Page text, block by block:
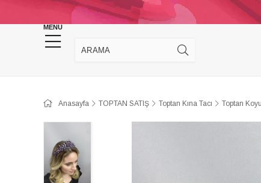
MENU
KINA DÜĞÜN MALZEMELERİ TAKI
Anasayfa TOPTAN SATIŞ Toptan Kına Tacı Toptan